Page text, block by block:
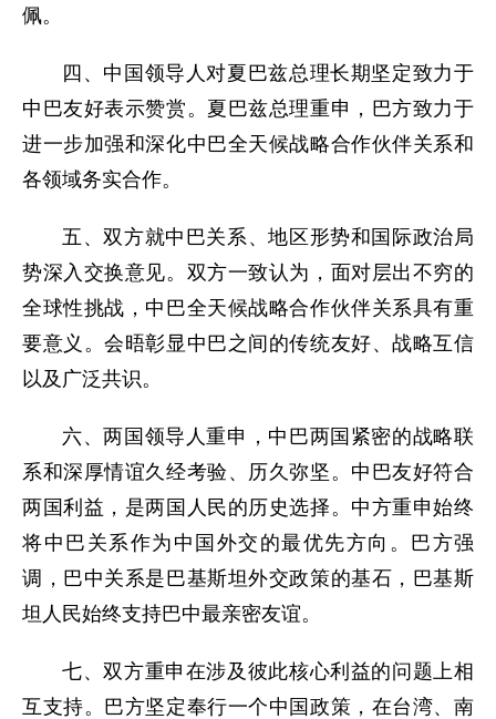
佩。
四、中国领导人对夏巴兹总理长期坚定致力于
中巴友好表示赞赏。夏巴兹总理重申，巴方致力于
进一步加强和深化中巴全天候战略合作伙伴关系和
各领域务实合作。
五、双方就中巴关系、地区形势和国际政治局
势深入交换意见。双方一致认为，面对层出不穷的
全球性挑战，中巴全天候战略合作伙伴关系具有重
要意义。会晤彰显中巴之间的传统友好、战略互信
以及广泛共识。
六、两国领导人重申，中巴两国紧密的战略联
系和深厚情谊久经考验、历久弥坚。中巴友好符合
两国利益，是两国人民的历史选择。中方重申始终
将中巴关系作为中国外交的最优先方向。巴方强
调，巴中关系是巴基斯坦外交政策的基石，巴基斯
坦人民始终支持巴中最亲密友谊。
七、双方重申在涉及彼此核心利益的问题上相
互支持。巴方坚定奉行一个中国政策，在台湾、南